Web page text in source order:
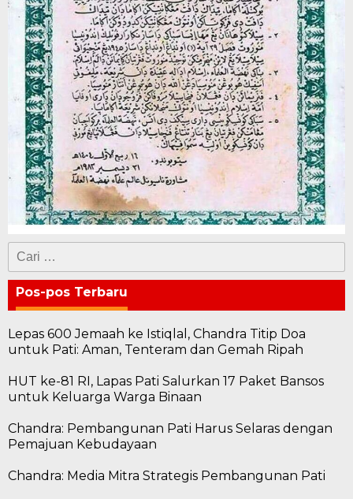
Cari
untuk:
Pos-pos Terbaru
Lepas 600 Jemaah ke Istiqlal, Chandra Titip Doa
untuk Pati: Aman, Tenteram dan Gemah Ripah
HUT ke-81 RI, Lapas Pati Salurkan 17 Paket Bansos
untuk Keluarga Warga Binaan
Chandra: Pembangunan Pati Harus Selaras dengan
Pemajuan Kebudayaan
Chandra: Media Mitra Strategis Pembangunan Pati